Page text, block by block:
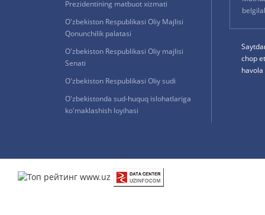
Prezidentining matbuot xizmati
O'zbekiston Respublikasi Oliy Majlisi
Qonunchilik palatasi
O'zbekiston Respublikasi Oliy majlisi
Senati
O'zbekiston Respublikasi Oliy sudi
O'zbekistonda sud-huquq islohatlariga
ko'maklashish loyihasi
chop